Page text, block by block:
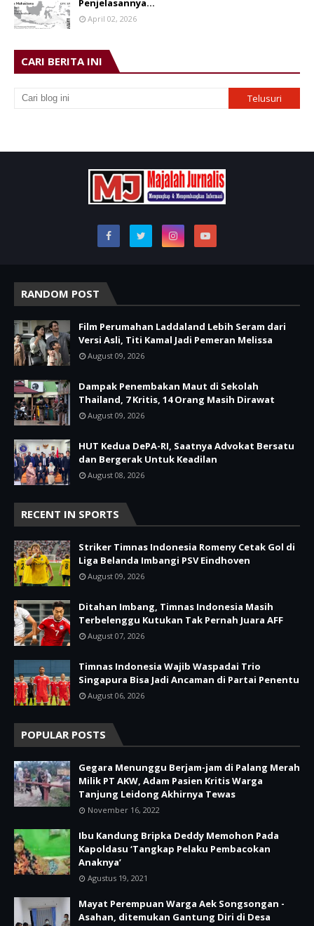
April 02, 2026
CARI BERITA INI
RANDOM POST
Film Perumahan Laddaland Lebih Seram dari
Versi Asli, Titi Kamal Jadi Pemeran Melissa
August 09, 2026
Dampak Penembakan Maut di Sekolah
Thailand, 7 Kritis, 14 Orang Masih Dirawat
August 09, 2026
HUT Kedua DePA-RI, Saatnya Advokat Bersatu
dan Bergerak Untuk Keadilan
August 08, 2026
RECENT IN SPORTS
Striker Timnas Indonesia Romeny Cetak Gol di
Liga Belanda Imbangi PSV Eindhoven
August 09, 2026
Ditahan Imbang, Timnas Indonesia Masih
Terbelenggu Kutukan Tak Pernah Juara AFF
August 07, 2026
Timnas Indonesia Wajib Waspadai Trio
Singapura Bisa Jadi Ancaman di Partai Penentu
August 06, 2026
POPULAR POSTS
Gegara Menunggu Berjam-jam di Palang Merah
Milik PT AKW, Adam Pasien Kritis Warga
Tanjung Leidong Akhirnya Tewas
November 16, 2022
Ibu Kandung Bripka Deddy Memohon Pada
Kapoldasu ‘Tangkap Pelaku Pembacokan
Anaknya’
Agustus 19, 2021
Mayat Perempuan Warga Aek Songsongan -
Asahan, ditemukan Gantung Diri di Desa